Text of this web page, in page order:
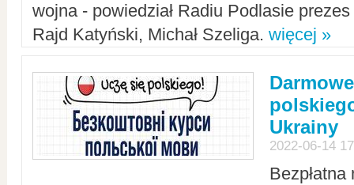
wojna - powiedział Radiu Podlasie
Rajd Katyński, Michał Szeliga. więcej »
Ukrainy
2022-06-14